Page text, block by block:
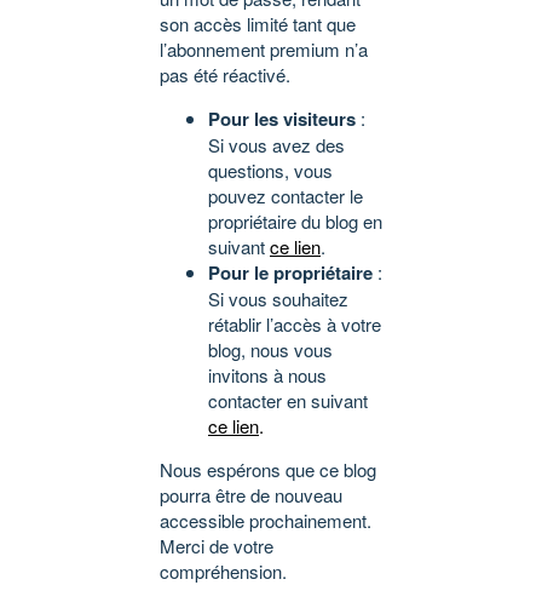
son accès limité tant que
l’abonnement premium n’a
pas été réactivé.
Pour les visiteurs :
Si vous avez des
questions, vous
pouvez contacter le
propriétaire du blog en
suivantce lien.
Pour le propriétaire :
Si vous souhaitez
rétablir l’accès à votre
blog, nous vous
invitons à nous
contacter en suivant
ce lien.
Nous espérons que ce blog
pourra être de nouveau
accessible prochainement.
Merci de votre
compréhension.